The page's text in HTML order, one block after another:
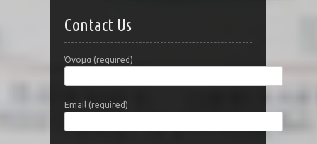
Contact Us
Όνομα (required)
Email (required)